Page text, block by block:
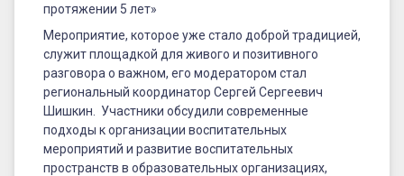
лидерами
ученического
самоуправления
общеобразовательных
организаций
протяжении 5 лет»
Мероприятие, которое уже стало доброй традицией,
служит площадкой для живого и позитивного
разговора о важном, его модератором стал
региональный координатор Сергей Сергеевич
Шишкин. Участники обсудили современные
подходы к организации воспитательных
мероприятий и развитие воспитательных
пространств в образовательных организациях,